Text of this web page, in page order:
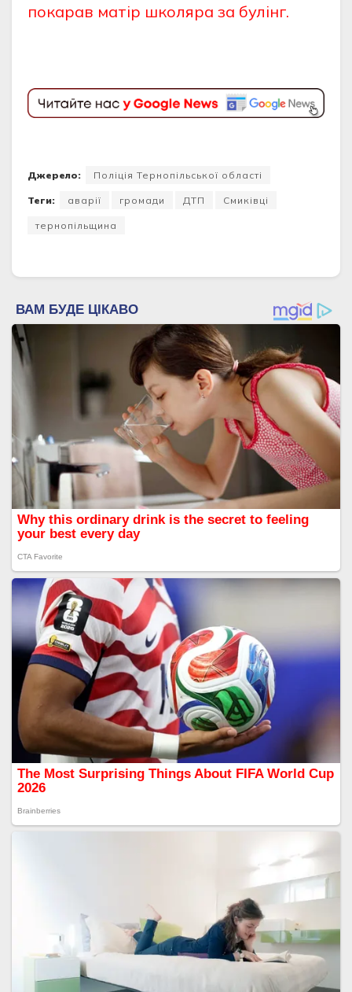
покарав матір школяра за булінг.
Джерело: Поліція Тернопільської області
Теги: аварії громади ДТП Смиківці
тернопільщина